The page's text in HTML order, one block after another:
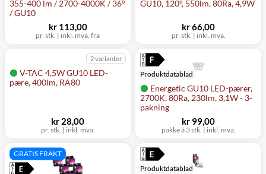
355-400 lm / 2700-4000K / 36°
/ GU10
pr. stk. | inkl. mva. fra
kr 113,00
GU10, 120°, 550lm, 80Ra, 4,9W
pr. stk. | inkl. mva.
kr 66,00
V-TAC 4,5W GU10 LED-
pære, 400lm, RA80
2 varianter
pr. stk. | inkl. mva.
kr 28,00
Energetic GU10 LED-pærer,
2700K, 80Ra, 230lm, 3,1W - 3-
pakning
Produktdatablad
pakke á 3 stk. | inkl. mva.
kr 99,00
GRATIS FRAKT
Produktdatablad